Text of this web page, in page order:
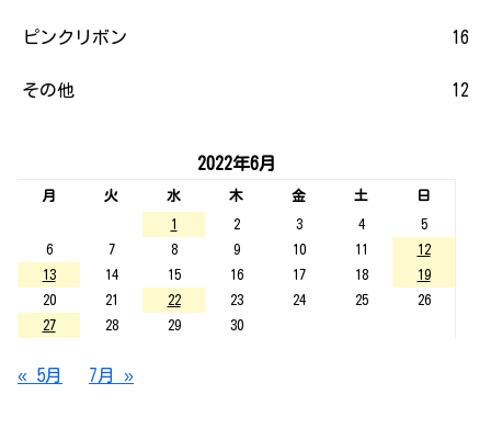
ピンクリボン 16
その他 12
2022年6月
月 火 水 木 金 土
日
1
2 3 4
5
6
7 8 9 10 11
12
13
14 15 16 17 18
19
20
21 22 23 24 25
26
27
28 29 30
« 5月 7月 »